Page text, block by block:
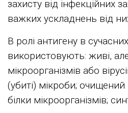
захисту від інфекційних
важких ускладнень від
В ролі антигену в
використовують: живі,
мікроорганізмів або
(убиті) мікроби;
білки мікроорганізмів;